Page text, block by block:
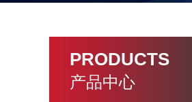
PRODUCTS
产品中心